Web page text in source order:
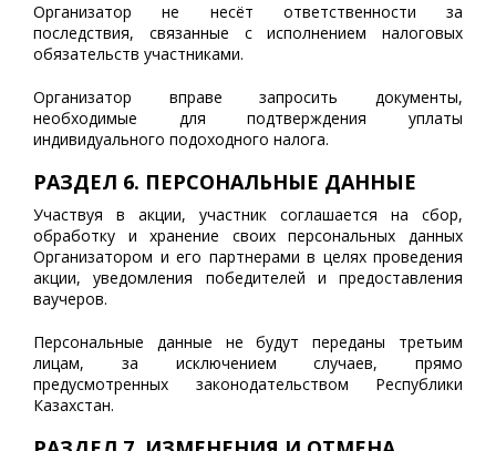
Организатор не несёт ответственности за
последствия, связанные с исполнением налоговых
обязательств участниками.
Организатор вправе запросить документы,
необходимые для подтверждения уплаты
индивидуального подоходного налога.
РАЗДЕЛ 6. ПЕРСОНАЛЬНЫЕ ДАННЫЕ
Участвуя в акции, участник соглашается на сбор,
обработку и хранение своих персональных данных
Организатором и его партнерами в целях проведения
акции, уведомления победителей и предоставления
ваучеров.
Персональные данные не будут переданы третьим
лицам, за исключением случаев, прямо
предусмотренных законодательством Республики
Казахстан.